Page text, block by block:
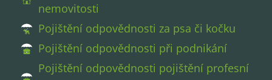
nemovitosti
Pojištění odpovědnosti za psa či kočku
Pojištění odpovědnosti při podnikání
Pojištění odpovědnosti pojištění profesní